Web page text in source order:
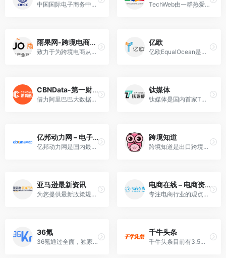
中国国际电子商务中心（CIECC）成立于1996年2月，作为商务部直属事业单位，主要职责是负责商务部信息化建设服务支撑工作。 TechWeb由一群热爱互联网、热爱新闻的资深网络新闻工作者创建、维护。每日专业提供互联网产品、智能设备及互联网服务等方面的最新资讯。
雨果网-跨境电商智能服务平台
致力于为跨境电商从业者提供跨境进出口、外贸、国内外财经政策等新闻资讯的跨境电商智能服务平台。
亿欧
亿欧EqualOcean是一家专注科技+产业+投资的信息平台和智库；成立于2014年2月，总部位于北京，用户/客户覆盖超过50个国家或地区。
CBNData-第一财经商业数据中心
借力阿里巴巴大数据，整合中国最大的财经媒体集团（第一财经）优势资源，以商业数据研究报告、数据指数、定制化咨询等为核心产品，同时通过数据可视化新闻、活动、视频/直播等形式……
钛媒体
钛媒体是国内首家TMT公司人社群媒体，最有钛度的一人一媒体平台，集信息交流融合、IT技术信息、新媒体于一身的媒体平台。
亿邦动力网 – 电子商务新闻门户
亿邦动力网是国内最大的电子商务专业媒体
跨境知道
跨境知道是出口跨境电商行业领先的互联网资源服务平台
亚马逊最新资讯
为您提供最新政策规则、开店服务动态 与全面官方资讯
电商在线 – 电商资讯第一入口
专注电商行业的观点分享平台。整合和精编全网资讯、多方位信息覆盖。
36氪
36氪通过全面，独家的视角为用户深度剖析最前沿的资讯，致力于让一部分人先看到未来，内容涵盖快讯，科技，金融，投资，房产，汽车，互联网，股市，教育，生活，职场等
千牛头条
千牛头条目前有3.5亿用户，日活跃用户超过7000万。